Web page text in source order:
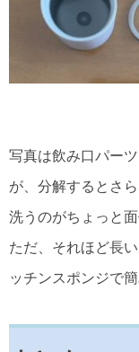
写真は飲み口パー
が、分解するとさ
洗うのがちょっと面
ただ、それほど長
ッチンスポンジで